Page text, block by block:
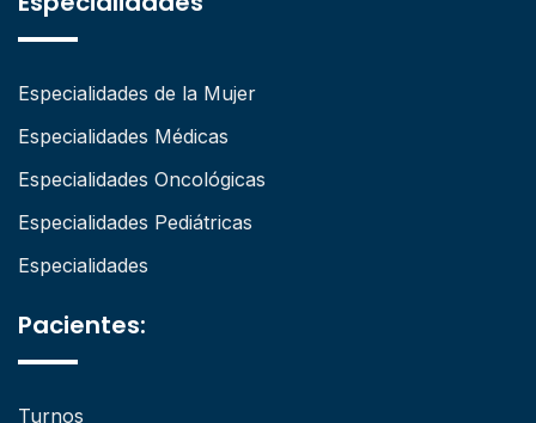
Especialidades de la Mujer
Especialidades Médicas
Especialidades Oncológicas
Especialidades Pediátricas
Especialidades
Pacientes:
Turnos